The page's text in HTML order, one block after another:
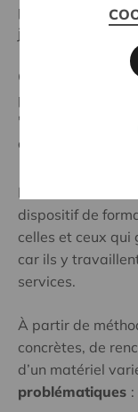
période inédite
justice sociale.
C’est pourquoi
propose
quatre
"enquêtes
de nouvelles
L’École de
dispositif de
celles et ceux
car ils y
services.
À partir de
concrètes, de
d’un matériel
problématiques :